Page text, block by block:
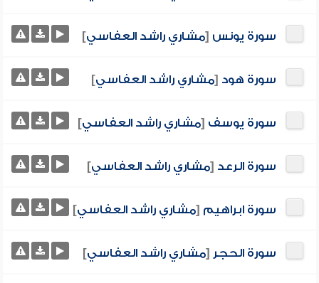
سورة يونس [مشاري راشد العفاسي]
سورة هود [مشاري راشد العفاسي]
سورة يوسف [مشاري راشد العفاسي]
سورة الرعد [مشاري راشد العفاسي]
سورة ابراهيم [مشاري راشد العفاسي]
سورة الحجر [مشاري راشد العفاسي]